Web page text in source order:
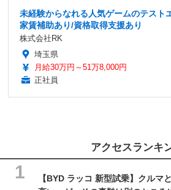
未経験からなれる人気ゲームのテスト
家賃補助あり/資格取得支援あり
株式会社RK
埼玉県
月給30万円～51万8,000円
正社員
アクセスランキ
【BYD ラッコ 新型試乗】クルマ